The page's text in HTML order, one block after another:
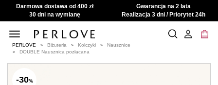
Darmowa dostawa od 400 zł
Gwarancja na 2 lata
30 dni na wymianę
Realizacja 3 dni / Priorytet 24h
Toggle
navigation
PERLOVE Biżuteria Kolczyki
Nausznice
DOUBLE Nausznica pozłacana
-30%